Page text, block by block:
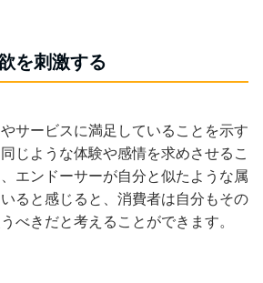
を刺激する
サービスに満足していることを示す
じような体験や感情を求めさせるこ
エンドーサーが自分と似たような属
ると感じると、消費者は自分もその
べきだと考えることができます。